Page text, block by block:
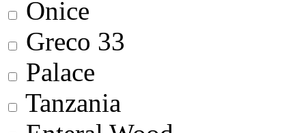
Onice
Greco 33
Palace
Tanzania